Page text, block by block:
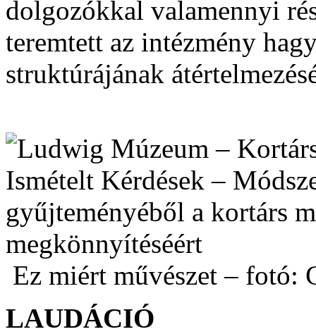
dolgozókkal valamennyi
teremtett az intézmény
struktúrájának
Ez miért művészet – fotó:
LAUDÁCIÓ